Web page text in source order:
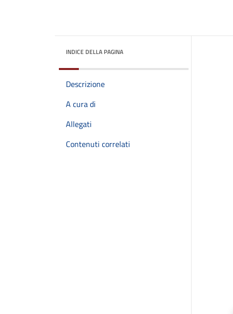
INDICE DELLA PAGINA
Descrizione
A cura di
Allegati
Contenuti correlati